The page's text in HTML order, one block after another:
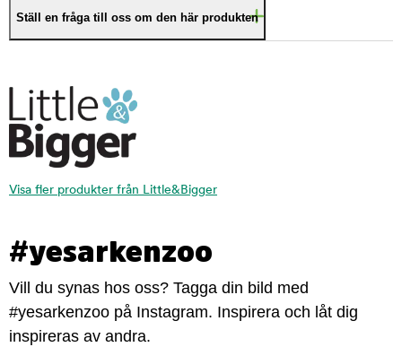
Ställ en fråga till oss om den här produkten
Visa fler produkter från Little&Bigger
#yesarkenzoo
Vill du synas hos oss? Tagga din bild med
#yesarkenzoo på Instagram. Inspirera och låt dig
inspireras av andra.